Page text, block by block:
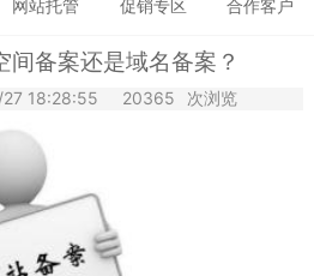
网站托管 促销专区 合作客户
间备案还是域名备案？
18:28:55 20365 次浏览